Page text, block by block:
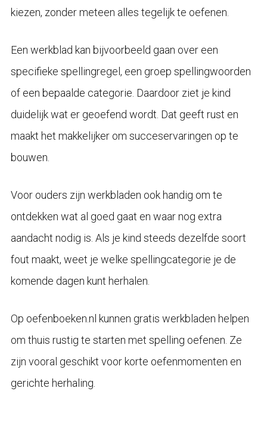
kiezen, zonder meteen alles tegelijk te oefenen.
Een werkblad kan bijvoorbeeld gaan over een
specifieke spellingregel, een groep spellingwoorden
of een bepaalde categorie. Daardoor ziet je kind
duidelijk wat er geoefend wordt. Dat geeft rust en
maakt het makkelijker om succeservaringen op te
bouwen.
Voor ouders zijn werkbladen ook handig om te
ontdekken wat al goed gaat en waar nog extra
aandacht nodig is. Als je kind steeds dezelfde soort
fout maakt, weet je welke spellingcategorie je de
komende dagen kunt herhalen.
Op oefenboeken.nl kunnen gratis werkbladen helpen
om thuis rustig te starten met spelling oefenen. Ze
zijn vooral geschikt voor korte oefenmomenten en
gerichte herhaling.